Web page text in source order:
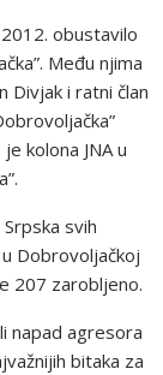
obustavilo
Među njima
Divjak i ratni član
kolona JNA u
svih
Dobrovoljačkoj
207 zarobljeno.
napad agresora
bitaka za